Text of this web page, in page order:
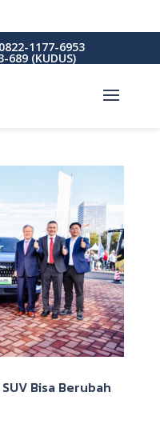
1177-6953
689 (KUDUS)
Bisa Berubah